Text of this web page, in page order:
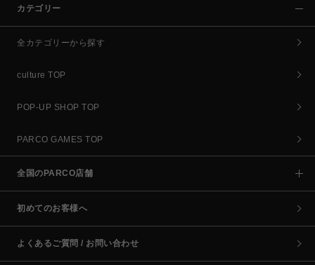
カテゴリー
全カテゴリーから探す
culture TOP
POP-UP SHOP TOP
PARCO GAMES TOP
全国のPARCO店舗
初めてのお客様へ
よくあるご質問 / お問い合わせ